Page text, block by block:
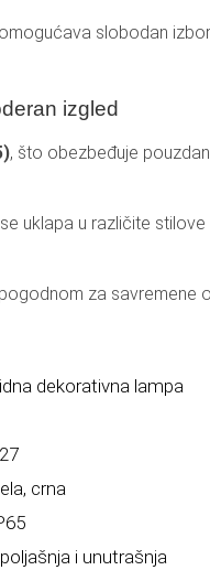
slobodan
izgled
, što obezbeđuje
uklapa u različite stilove
za savremene
dekorativna lampa
crna
i unutrašnja